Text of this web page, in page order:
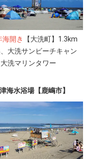
開き
【大洗町】1.3km
大洗サンビーチキャン
洗マリンタワー
海水浴場【鹿嶋市】